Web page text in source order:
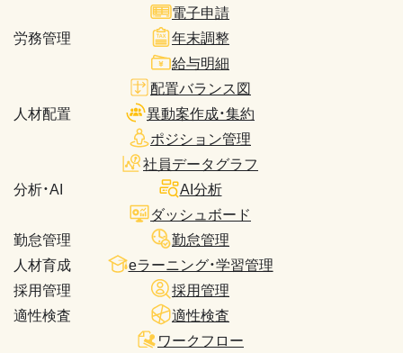
労務管理
電子申請
年末調整
給与明細
人材配置
配置バランス図
異動案作成・集約
ポジション管理
分析・AI
社員データグラフ
AI分析
ダッシュボード
勤怠管理
勤怠管理
人材育成
eラーニング・学習管理
採用管理
採用管理
適性検査
適性検査
ワークフロー